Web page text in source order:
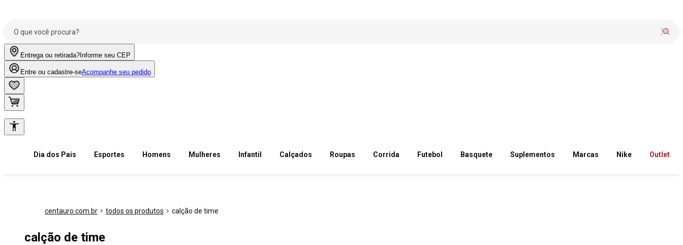
Entrega ou retirada? Informe seu CEP
Entre ou cadastre-seAcompanhe seu pedido
Dia dos Pais Esportes Homens Mulheres Infantil Calçados Roupas Corrida Futebol Basquete Suplementos Marcas Nike Outlet
centauro.com.br todos os produtos calção de time
calção de time